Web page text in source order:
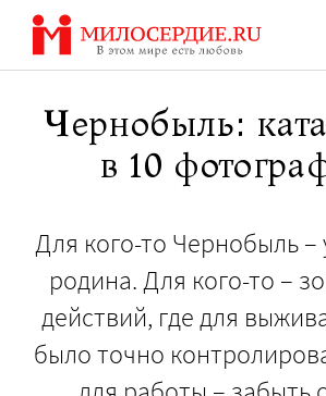
Перейти
содержанию
Чернобыль:
в 10
Для кого-то Чернобыль –
родина. Для кого-то –
действий, где для
было точно